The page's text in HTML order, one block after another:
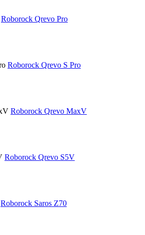
Roborock Qrevo Pro
Roborock Qrevo S Pro
Roborock Qrevo MaxV
Roborock Qrevo S5V
Roborock Saros Z70